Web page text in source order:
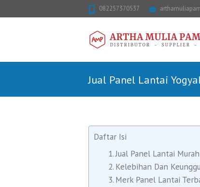
082257370537
Jual Panel Lantai
Daftar Isi
Jual Panel Lantai
Kelebihan Dan
Merk Panel Lantai